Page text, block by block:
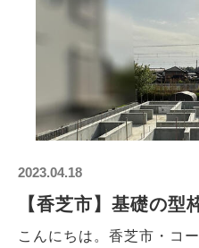
2023.04.18
【香芝市】基礎の型
こんにちは。香芝市・コ